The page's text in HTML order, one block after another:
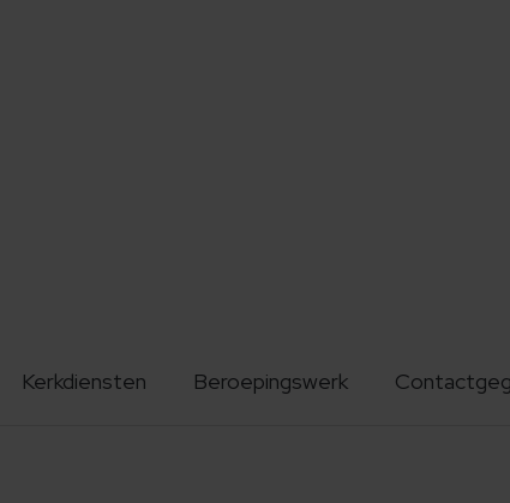
Kerkdiensten Beroepingswerk